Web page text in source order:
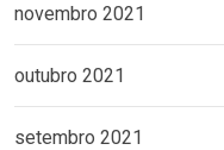
novembro 2021
outubro 2021
setembro 2021